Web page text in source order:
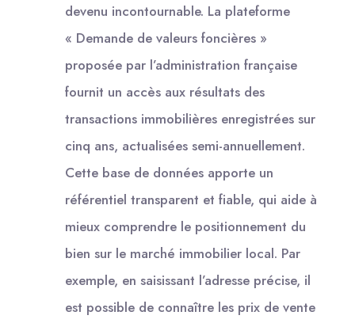
devenu incontournable. La plateforme
« Demande de valeurs foncières »
proposée par l’administration française
fournit un accès aux résultats des
transactions immobilières enregistrées sur
cinq ans, actualisées semi-annuellement.
Cette base de données apporte un
référentiel transparent et fiable, qui aide à
mieux comprendre le positionnement du
bien sur le marché immobilier local. Par
exemple, en saisissant l’adresse précise, il
est possible de connaître les prix de vente